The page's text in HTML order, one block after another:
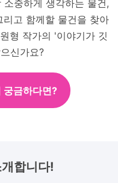
중하게 생각하는 물건,
고 함께할 물건을 찾아
형 작가의 '이야기가 깃
신가요?
궁금하다면?
합니다!